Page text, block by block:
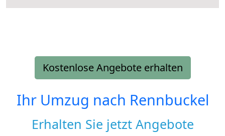
Kostenlose Angebote erhalten
Ihr Umzug nach Rennbuckel
Erhalten Sie jetzt Angebote